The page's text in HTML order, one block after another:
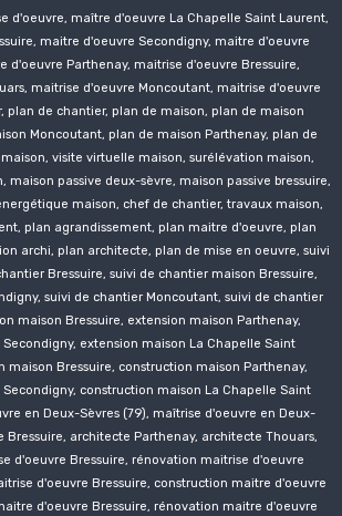
d'oeuvre, maître d'oeuvre La Chapelle Saint Laurent,
maitre d'oeuvre Secondigny, maitre d'oeuvre
d'oeuvre Parthenay, maitrise d'oeuvre Bressuire,
maitrise d'oeuvre Moncoutant, maitrise d'oeuvre
plan de chantier, plan de maison, plan de maison
Moncoutant, plan de maison Parthenay, plan de
visite virtuelle maison, surélévation maison,
maison passive deux-sèvre, maison passive bressuire,
maison, chef de chantier, travaux maison,
plan agrandissement, plan maitre d'oeuvre, plan
archi, plan architecte, plan de mise en oeuvre, suivi
Bressuire, suivi de chantier maison Bressuire,
, suivi de chantier Moncoutant, suivi de chantier
maison Bressuire, extension maison Parthenay,
Secondigny, extension maison La Chapelle Saint
maison Bressuire, construction maison Parthenay,
construction maison La Chapelle Saint
en Deux-Sèvres (79), maîtrise d'oeuvre en Deux-
Bressuire, architecte Parthenay, architecte Thouars,
d'oeuvre Bressuire, rénovation maitrise d'oeuvre
d'oeuvre Bressuire, construction maitre d'oeuvre
d'oeuvre Bressuire, rénovation maitre d'oeuvre